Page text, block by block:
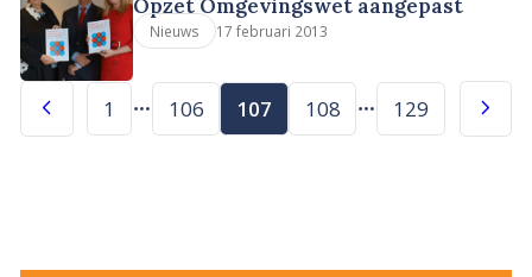
Opzet Omgevingswet aangepast
Nieuws 17 februari 2013
1 106 107 108 129